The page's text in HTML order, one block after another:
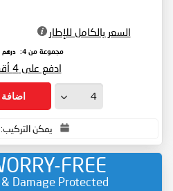
السعر بالكامل للإطار
مجموعة من 4: درهم
ادفع على 4 أقساط
يمكن التركيب:
FREE
Damage Protected